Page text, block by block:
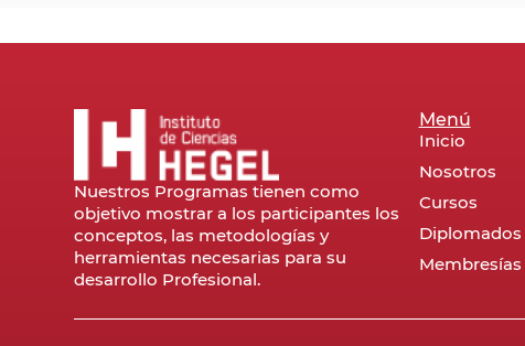
Nuestros Programas tienen como
objetivo mostrar a los participantes los
conceptos, las metodologías y
herramientas necesarias para su
desarrollo Profesional.
Menú
Inicio
Nosotros
Cursos
Diplomados
Membresías